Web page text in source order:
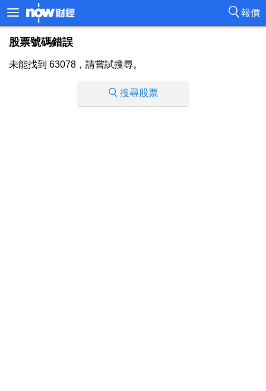
報價
股票號碼錯誤
未能找到 63078，請嘗試搜尋。
搜尋股票